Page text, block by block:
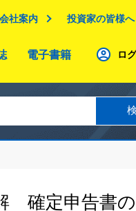
会社案内 投資家の皆様へ
電子書籍 ロ
確定申告書